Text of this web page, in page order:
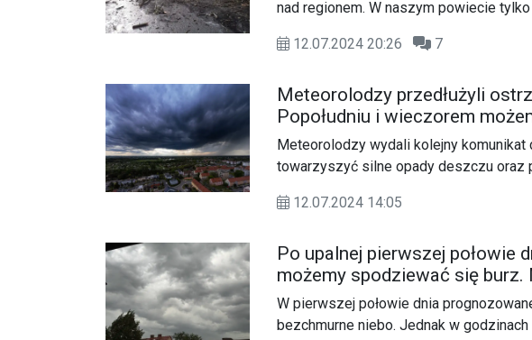
nad regionem. W naszym powiecie
12.07.2024 20:26
7
Meteorolodzy przedłużyli
Popołudniu i wieczorem
Meteorolodzy wydali kolejny komunikat
towarzyszyć silne opady deszczu oraz
12.07.2024 14:05
Po upalnej pierwszej połowie
możemy spodziewać się
ostrzeżenie
W pierwszej połowie dnia
bezchmurne niebo. Jednak w